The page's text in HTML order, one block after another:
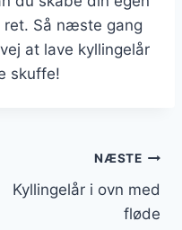
ret. Så næste gang
at lave kyllingelår
skuffe!
NÆSTE
Kyllingelår i ovn med
fløde